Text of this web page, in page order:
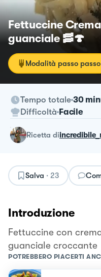
Fettuccine
guanciale 🥓🍄
Modalità passo passo
Tempo totale 30
Difficoltà Facile
ricetta di
Salva · 23
Introduzione
Fettuccine con
guanciale croccante
POTREBBERO PIACERTI